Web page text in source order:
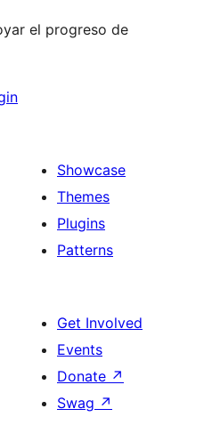
el progreso de
Showcase
Themes
Plugins
Patterns
Get Involved
Events
Donate ↗
Swag ↗